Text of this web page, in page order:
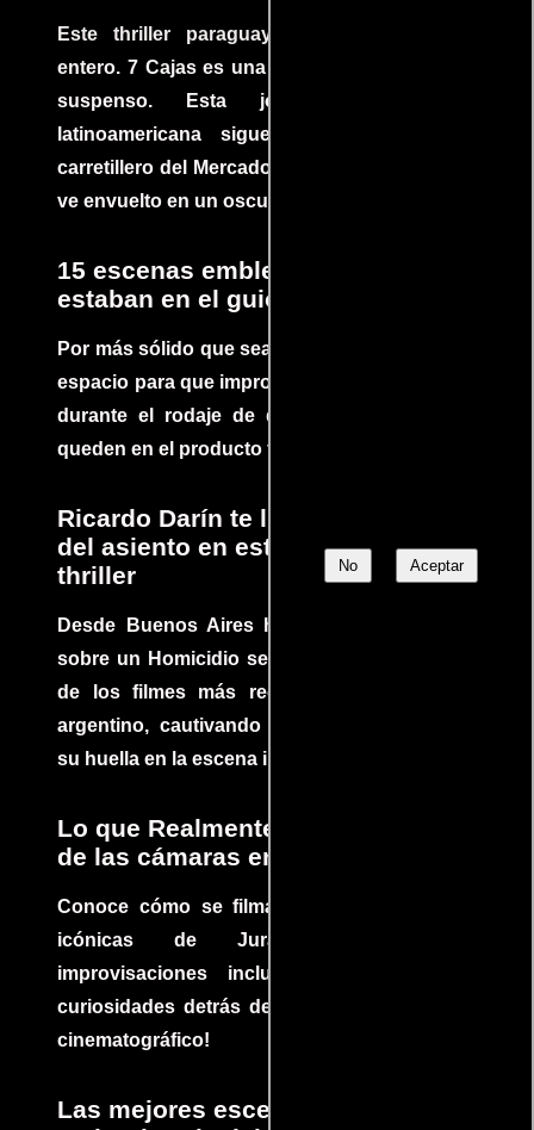
No Aceptar
Este thriller paraguayo cautivó al mundo
entero. 7 Cajas es una explosión de acción y
suspenso. Esta joya cinematográfica
latinoamericana sigue la historia de un
carretillero del Mercado 4 de Asunción que se
ve envuelto en un oscuro mundo de crimen
15 escenas emblemáticas que no
estaban en el guion
Por más sólido que sea un guión siempre hay
espacio para que improvisaciones que se dan
durante el rodaje de determinadas escenas
queden en el producto final.
Ricardo Darín te llevará al borde
del asiento en este increíble
thriller
Desde Buenos Aires hasta el mundo, Tesis
sobre un Homicidio se ha convertido en uno
de los filmes más recomendados del cine
argentino, cautivando audiencias y dejando
su huella en la escena internacional.
Lo que Realmente Sucedió detrás
de las cámaras en Jurassic Park
Conoce cómo se filmaron algunas escenas
icónicas de Jurassic Park, con
improvisaciones incluidas. ¡Descubre las
curiosidades detrás del rodaje de un clásico
cinematográfico!
Las mejores escenas de acción